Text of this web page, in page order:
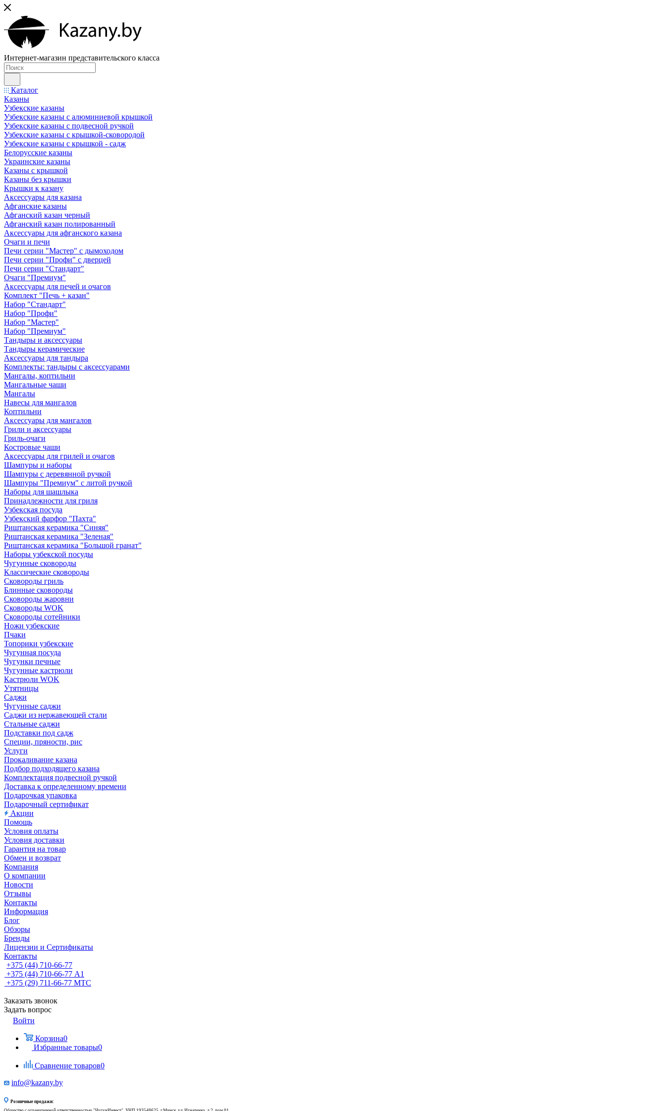
Интернет-магазин представительского класса
Каталог
Казаны
Узбекские казаны
Узбекские казаны с алюминиевой крышкой
Узбекские казаны с подвесной ручкой
Узбекские казаны с крышкой-сковородой
Узбекские казаны с крышкой - садж
Белорусские казаны
Украинские казаны
Казаны с крышкой
Казаны без крышки
Крышки к казану
Аксессуары для казана
Афганские казаны
Афганский казан черный
Афганский казан полированный
Аксессуары для афганского казана
Очаги и печи
Печи серии "Мастер" с дымоходом
Печи серии "Профи" с дверцей
Печи серии "Стандарт"
Очаги "Премиум"
Аксессуары для печей и очагов
Комплект "Печь + казан"
Набор "Стандарт"
Набор "Профи"
Набор "Мастер"
Набор "Премиум"
Тандыры и аксессуары
Тандыры керамические
Аксессуары для тандыра
Комплекты: тандыры с аксессуарами
Мангалы, коптильни
Мангальные чаши
Мангалы
Навесы для мангалов
Коптильни
Аксессуары для мангалов
Грили и аксессуары
Гриль-очаги
Костровые чаши
Аксессуары для грилей и очагов
Шампуры и наборы
Шампуры с деревянной ручкой
Шампуры "Премиум" с литой ручкой
Наборы для шашлыка
Принадлежности для гриля
Узбекская посуда
Узбекский фарфор "Пахта"
Риштанская керамика "Синяя"
Риштанская керамика "Зеленая"
Риштанская керамика "Большой гранат"
Наборы узбекской посуды
Чугунные сковороды
Классические сковороды
Сковороды гриль
Блинные сковороды
Сковороды жаровни
Сковороды WOK
Сковороды сотейники
Ножи узбекские
Пчаки
Топорики узбекские
Чугунная посуда
Чугунки печные
Чугунные кастрюли
Кастрюли WOK
Утятницы
Саджи
Чугунные саджи
Саджи из нержавеющей стали
Стальные саджи
Подставки под садж
Специи, пряности, рис
Услуги
Прокаливание казана
Подбор подходящего казана
Комплектация подвесной ручкой
Доставка к определенному времени
Подарочкая упаковка
Подарочный сертификат
Акции
Помощь
Условия оплаты
Условия доставки
Гарантия на товар
Обмен и возврат
Компания
О компании
Новости
Отзывы
Контакты
Информация
Блог
Обзоры
Бренды
Лицензии и Сертификаты
Контакты
+375 (44) 710-66-77
+375 (44) 710-66-77 А1
+375 (29) 711-66-77 МТС
Заказать звонок
Задать вопрос
Войти
Корзина0
Избранные товары0
Сравнение товаров0
info@kazany.by
Розничные продажи: